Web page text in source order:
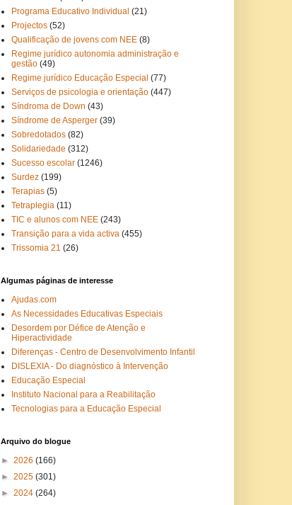
Programa Educativo Individual (21)
Projectos (52)
Qualificação de jovens com NEE (8)
Regime jurídico autonomia administração e
gestão (49)
Regime jurídico Educação Especial (77)
Serviços de psicologia e orientação (447)
Síndroma de Down (43)
Síndrome de Asperger (39)
Sobredotados (82)
Solidariedade (312)
Sucesso escolar (1246)
Surdez (199)
Terapias (5)
Tetraplegia (11)
TIC e alunos com NEE (243)
Transição para a vida activa (455)
Trissomia 21 (26)
Algumas páginas de interesse
Ajudas.com
As Necessidades Educativas Especiais
Desordem por Défice de Atenção e
Hiperactividade
Diferenças - Centro de Desenvolvimento Infantil
DISLEXIA - Do diagnóstico à Intervenção
Educação Especial
Instituto Nacional para a Reabilitação
Tecnologias para a Educação Especial
Arquivo do blogue
► 2026 (166)
► 2025 (301)
► 2024 (264)